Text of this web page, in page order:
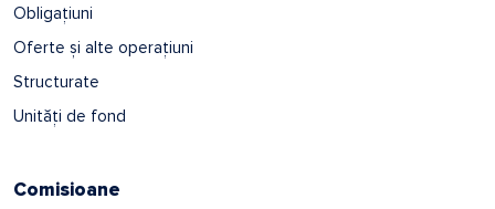
Obligațiuni
Oferte și alte operațiuni
Structurate
Unități de fond
Comisioane